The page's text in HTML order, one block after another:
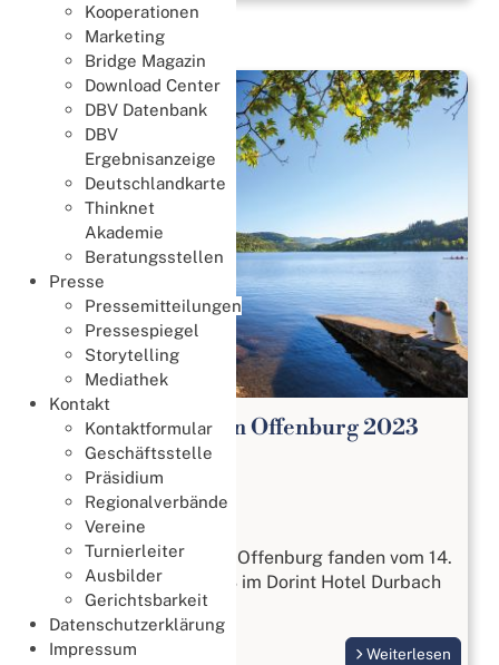
Kooperationen
Marketing
Bridge Magazin
Download Center
DBV Datenbank
DBV
Ergebnisanzeige
Deutschlandkarte
Thinknet
Akademie
Beratungsstellen
Presse
Pressemitteilungen
Pressespiegel
Storytelling
Mediathek
Kontakt
Kontaktformular
Geschäftsstelle
Präsidium
Regionalverbände
Vereine
Turnierleiter
Ausbilder
Gerichtsbarkeit
Datenschutzerklärung
Impressum
DBV Bridge Tage in Offenburg 2023
Bridge Tage
14. September 2023
Bridge Tage
Die DBV Bridge Tage in Offenburg fanden vom 14.
bis 17. September 2023 im Dorint Hotel Durbach
statt.
Weiterlesen